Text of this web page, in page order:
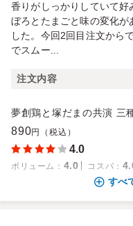
香りがしっかりしていて
ぼろとたまごと味の変化が
した。今回2回目注文から
でスムー...
注文内容
夢創鶏と塚だまの共演 三
890円（税込）
4.0
ボリューム ： 4.0 コスパ ：
すべ